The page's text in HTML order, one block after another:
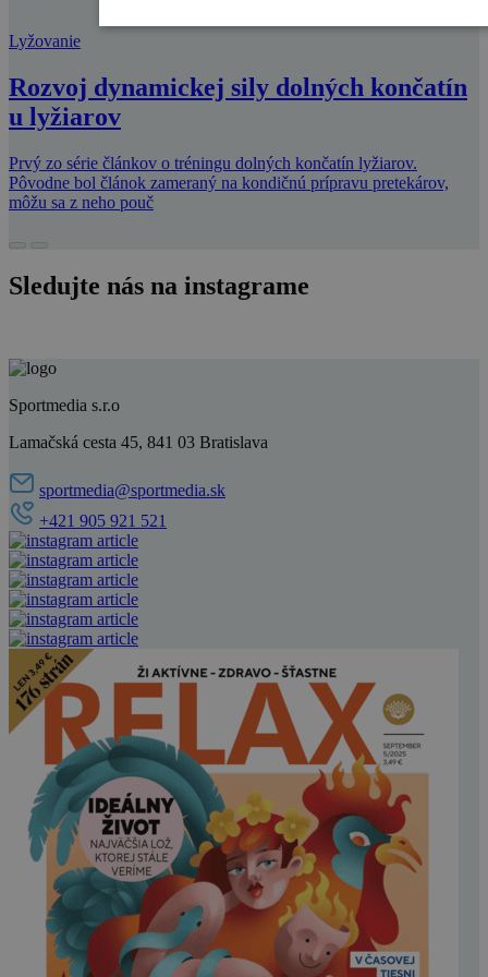
Lyžovanie
Rozvoj dynamickej sily dolných končatín
u lyžiarov
Prvý zo série článkov o tréningu dolných končatín lyžiarov.
Pôvodne bol článok zameraný na kondičnú prípravu pretekárov,
môžu sa z neho pouč
Sledujte nás na instagrame
Sportmedia s.r.o
Lamačská cesta 45, 841 03 Bratislava
sportmedia@sportmedia.sk
+421 905 921 521